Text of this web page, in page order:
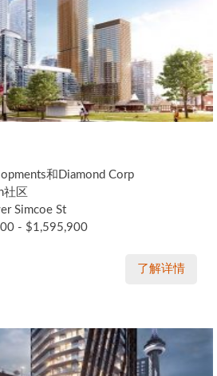
和Diamond Corp
社区
Simcoe St
- $1,595,900
了解详情